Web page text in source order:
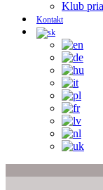
Klub
Kontakt